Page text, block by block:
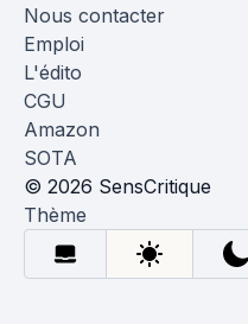
Nous contacter
Emploi
L'édito
CGU
Amazon
SOTA
© 2026 SensCritique
Thème